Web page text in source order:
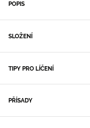
POPIS
SLOŽENÍ
TIPY PRO LÍČENÍ
PŘÍSADY